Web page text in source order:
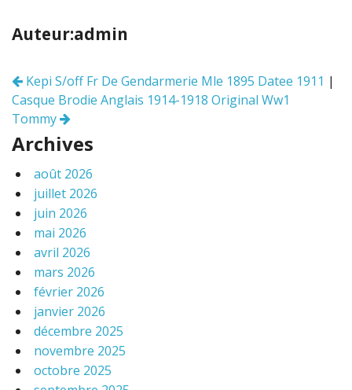
b
o
k
er l
Auteur:admin
Navigation
des
articles
Kepi S/off Fr De Gendarmerie Mle 1895 Datee 1911 |
Casque Brodie Anglais 1914-1918 Original Ww1
Tommy
Archives
août 2026
juillet 2026
juin 2026
mai 2026
avril 2026
mars 2026
février 2026
janvier 2026
décembre 2025
novembre 2025
octobre 2025